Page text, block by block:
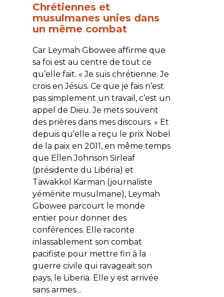
Chrétiennes et
musulmanes unies dans
un même combat
Car Leymah Gbowee affirme que
sa foi est au centre de tout ce
qu’elle fait. « Je suis chrétienne. Je
crois en Jésus. Ce que je fais n’est
pas simplement un travail, c’est un
appel de Dieu. Je mets souvent
des prières dans mes discours. » Et
depuis qu’elle a reçu le prix Nobel
de la paix en 2011, en même temps
que Ellen Johnson Sirleaf
(présidente du Libéria) et
Tawakkol Karman (journaliste
yéménite musulmane), Leymah
Gbowee parcourt le monde
entier pour donner des
conférences. Elle raconte
inlassablement son combat
pacifiste pour mettre fin à la
guerre civile qui ravageait son
pays, le Liberia. Elle y est arrivée
sans armes…